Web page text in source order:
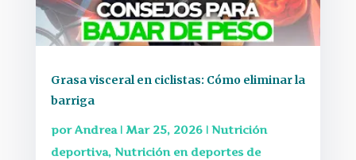
Grasa visceral en ciclistas: Cómo eliminar la
barriga
porAndrea| Mar 25, 2026| Nutrición
deportiva, Nutrición en deportes de